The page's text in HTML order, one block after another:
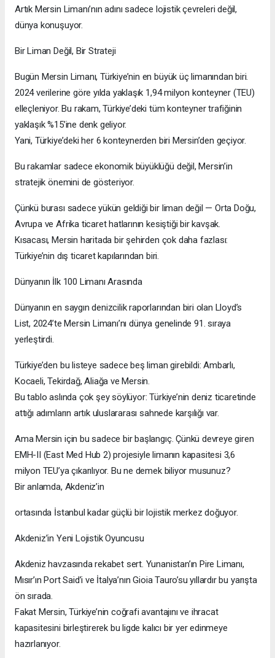
Artık Mersin Limanı’nın adını sadece lojistik çevreleri değil,
dünya konuşuyor.
Bir Liman Değil, Bir Strateji
Bugün Mersin Limanı, Türkiye’nin en büyük üç limanından biri.
2024 verilerine göre yılda yaklaşık 1,94 milyon konteyner (TEU)
elleçleniyor. Bu rakam, Türkiye’deki tüm konteyner trafiğinin
yaklaşık %15’ine denk geliyor.
Yani, Türkiye’deki her 6 konteynerden biri Mersin’den geçiyor.
Bu rakamlar sadece ekonomik büyüklüğü değil, Mersin’in
stratejik önemini de gösteriyor.
Çünkü burası sadece yükün geldiği bir liman değil — Orta Doğu,
Avrupa ve Afrika ticaret hatlarının kesiştiği bir kavşak.
Kısacası, Mersin haritada bir şehirden çok daha fazlası:
Türkiye’nin dış ticaret kapılarından biri.
Dünyanın İlk 100 Limanı Arasında
Dünyanın en saygın denizcilik raporlarından biri olan Lloyd’s
List, 2024’te Mersin Limanı’nı dünya genelinde 91. sıraya
yerleştirdi.
Türkiye’den bu listeye sadece beş liman girebildi: Ambarlı,
Kocaeli, Tekirdağ, Aliağa ve Mersin.
Bu tablo aslında çok şey söylüyor: Türkiye’nin deniz ticaretinde
attığı adımların artık uluslararası sahnede karşılığı var.
Ama Mersin için bu sadece bir başlangıç. Çünkü devreye giren
EMH-II (East Med Hub 2) projesiyle limanın kapasitesi 3,6
milyon TEU’ya çıkarılıyor. Bu ne demek biliyor musunuz?
Bir anlamda, Akdeniz’in
ortasında İstanbul kadar güçlü bir lojistik merkez doğuyor.
Akdeniz’in Yeni Lojistik Oyuncusu
Akdeniz havzasında rekabet sert. Yunanistan’ın Pire Limanı,
Mısır’ın Port Said’i ve İtalya’nın Gioia Tauro’su yıllardır bu yarışta
ön sırada.
Fakat Mersin, Türkiye’nin coğrafi avantajını ve ihracat
kapasitesini birleştirerek bu ligde kalıcı bir yer edinmeye
hazırlanıyor.